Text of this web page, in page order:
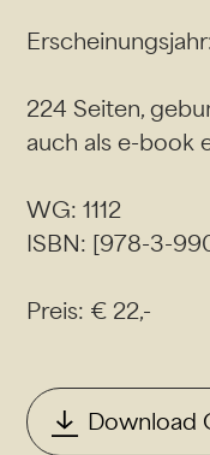
224 Seiten,
auch als e-book
WG: 1112
ISBN: [978-3-
Preis: € 22,-
Download